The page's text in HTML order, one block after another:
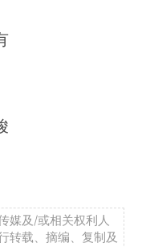
媒及/或相关权利人
转载、摘编、复制及